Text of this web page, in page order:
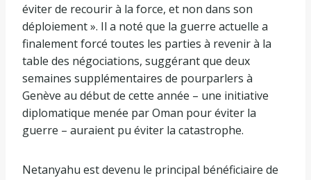
éviter de recourir à la force, et non dans son
déploiement ». Il a noté que la guerre actuelle a
finalement forcé toutes les parties à revenir à la
table des négociations, suggérant que deux
semaines supplémentaires de pourparlers à
Genève au début de cette année – une initiative
diplomatique menée par Oman pour éviter la
guerre – auraient pu éviter la catastrophe.
Netanyahu est devenu le principal bénéficiaire de